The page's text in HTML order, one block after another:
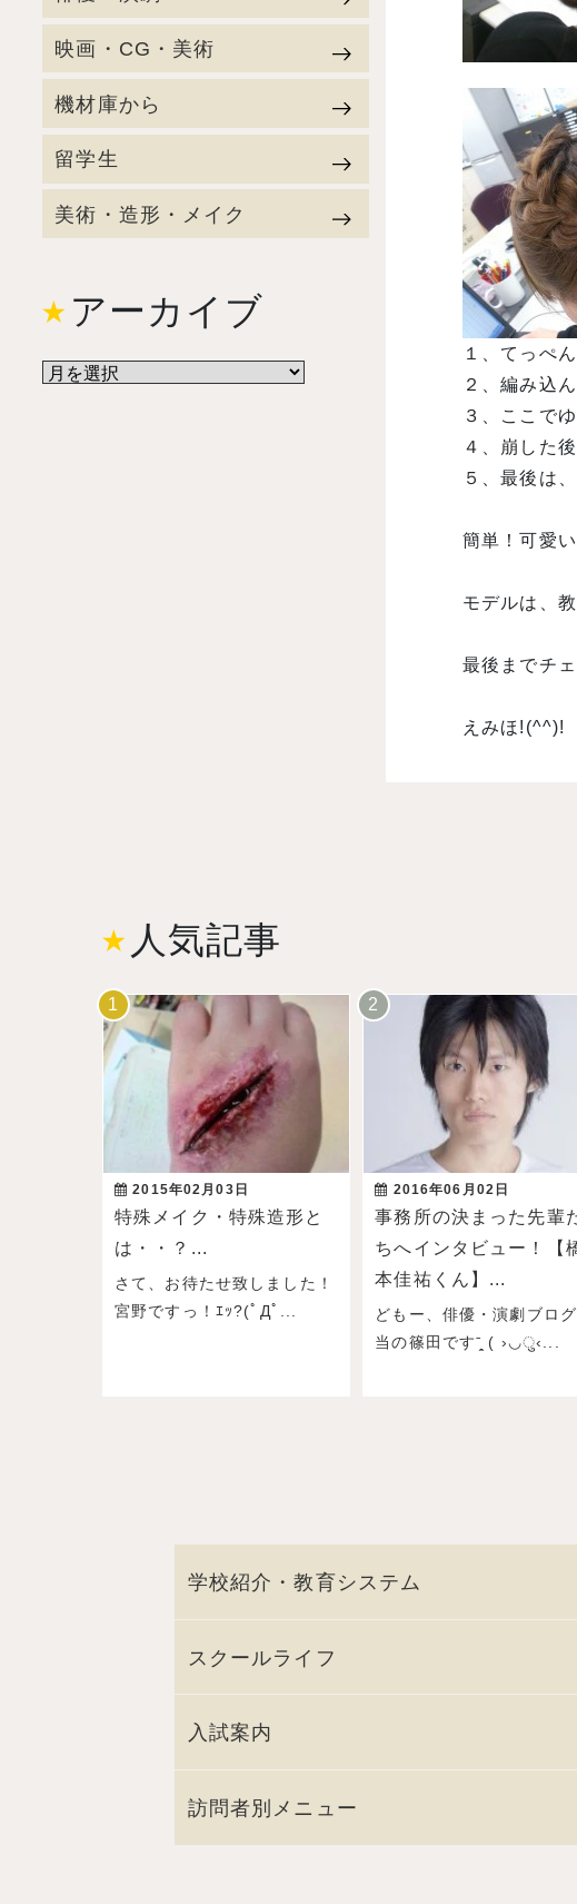
１、てっぺ
２、編み込
３、ここで
４、崩した
５、最後は
簡単！可愛
モデルは、
最後までチ
えみほ!(^^)!
映画・CG・美術
機材庫から
留学生
美術・造形・メイク
アーカイブ
人気記事
2015年02月03日
特殊メイク・特殊造形と
は・・？...
さて、お待たせ致しました！
宮野ですっ！ｴｯ?(ﾟДﾟ...
2016年06月02日
事務所の決まった先輩
ちへインタビュー！【
本佳祐くん】...
どもー、俳優・演劇ブログ
当の篠田ですˉ̞̭ ( ›◡ु‹...
学校紹介・教育システム
スクールライフ
入試案内
訪問者別メニュー